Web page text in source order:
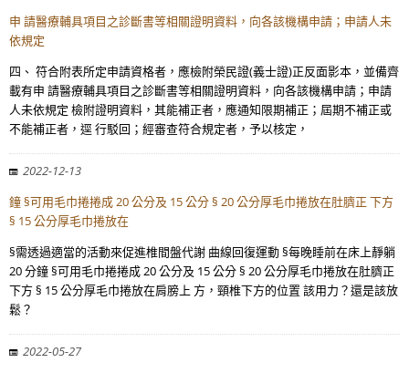
申 請醫療輔具項目之診斷書等相關證明資料，向各該機構申請；申請人未
依規定
四、 符合附表所定申請資格者，應檢附榮民證(義士證)正反面影本，並備齊
載有申 請醫療輔具項目之診斷書等相關證明資料，向各該機構申請；申請
人未依規定 檢附證明資料，其能補正者，應通知限期補正；屆期不補正或
不能補正者，逕 行駁回；經審查符合規定者，予以核定，
2022-12-13
鐘 §可用毛巾捲捲成 20 公分及 15 公分 § 20 公分厚毛巾捲放在肚臍正 下方
§ 15 公分厚毛巾捲放在
§需透過適當的活動來促進椎間盤代謝 曲線回復運動 §每晚睡前在床上靜躺
20 分鐘 §可用毛巾捲捲成 20 公分及 15 公分 § 20 公分厚毛巾捲放在肚臍正
下方 § 15 公分厚毛巾捲放在肩膀上 方，頸椎下方的位置 該用力？還是該放
鬆？
2022-05-27